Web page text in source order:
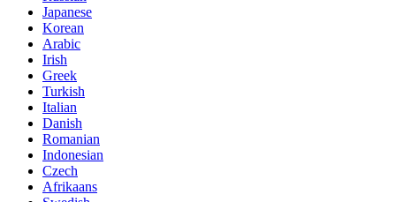
Japanese
Korean
Arabic
Irish
Greek
Turkish
Italian
Danish
Romanian
Indonesian
Czech
Afrikaans